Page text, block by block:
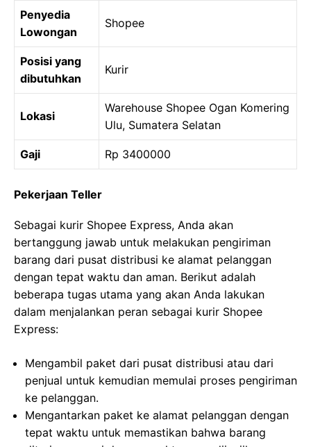
Penyedia
Lowongan
Shopee
Posisi yang
dibutuhkan
Kurir
Lokasi
Warehouse Shopee Ogan Komering
Ulu, Sumatera Selatan
Gaji Rp 3400000
Pekerjaan Teller
Sebagai kurir Shopee Express, Anda akan
bertanggung jawab untuk melakukan pengiriman
barang dari pusat distribusi ke alamat pelanggan
dengan tepat waktu dan aman. Berikut adalah
beberapa tugas utama yang akan Anda lakukan
dalam menjalankan peran sebagai kurir Shopee
Express:
Mengambil paket dari pusat distribusi atau dari
penjual untuk kemudian memulai proses pengiriman
ke pelanggan.
Mengantarkan paket ke alamat pelanggan dengan
tepat waktu untuk memastikan bahwa barang